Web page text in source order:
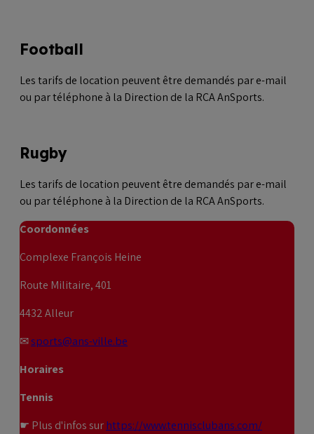
Football
Les tarifs de location peuvent être demandés par e-mail
ou par téléphone à la Direction de la RCA AnSports.
Rugby
Les tarifs de location peuvent être demandés par e-mail
ou par téléphone à la Direction de la RCA AnSports.
Coordonnées
Complexe François Heine
Route Militaire, 401
4432 Alleur
✉sports@ans-ville.be
Horaires
Tennis
☛ Plus d'infos sur https://www.tennisclubans.com/